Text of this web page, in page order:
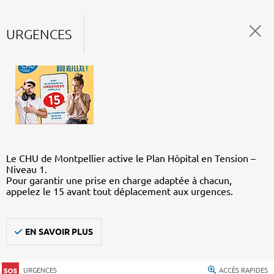
URGENCES
Le CHU de Montpellier active le Plan Hôpital en Tension –
Niveau 1.
Pour garantir une prise en charge adaptée à chacun,
appelez le 15 avant tout déplacement aux urgences.
EN SAVOIR PLUS
URGENCES ACCÈS RAPIDES